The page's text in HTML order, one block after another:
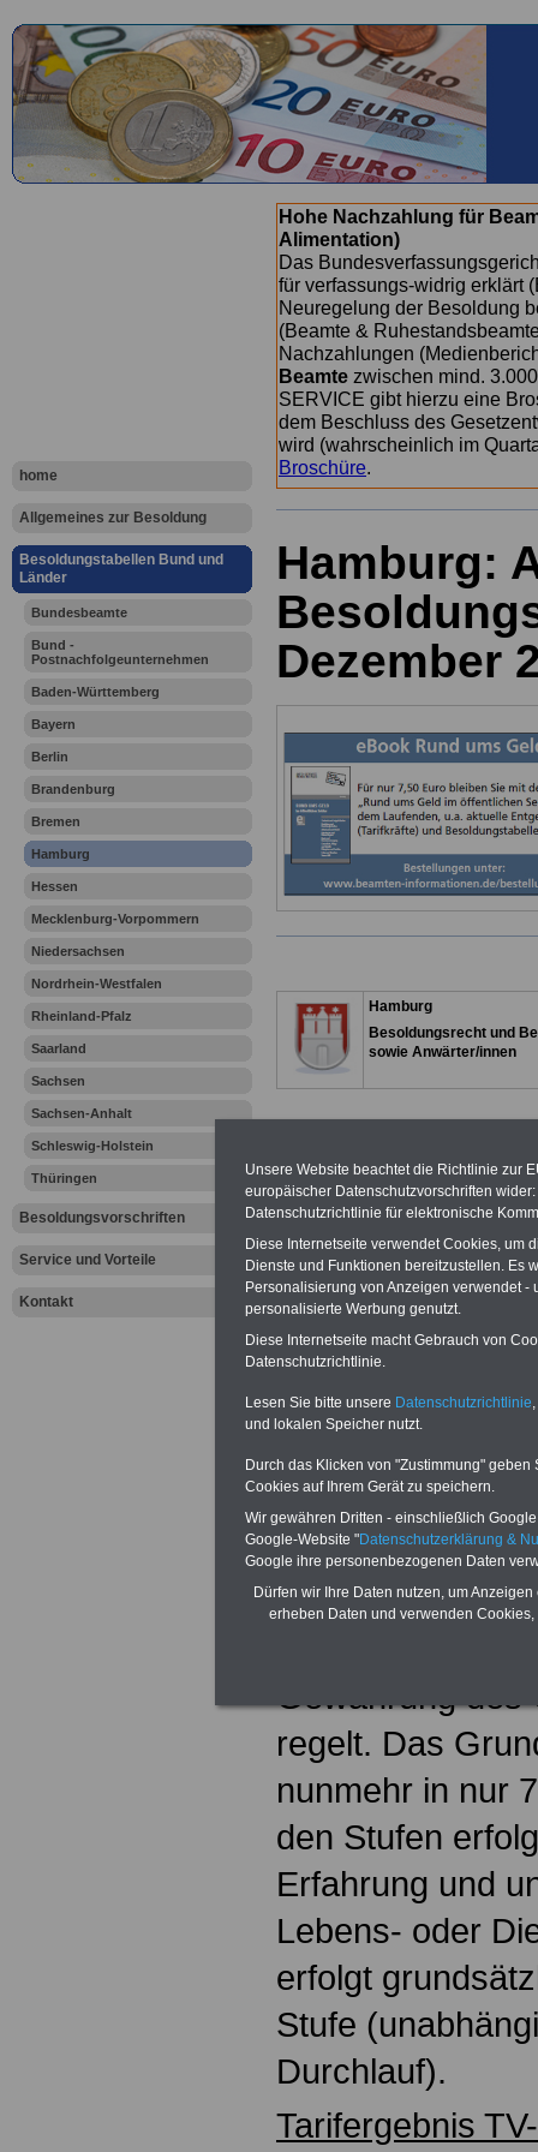
home
Allgemeines zur Besoldung
Besoldungstabellen Bund und
Länder
Bundesbeamte
Bund -
Postnachfolgeunternehmen
Baden-Württemberg
Bayern
Berlin
Brandenburg
Bremen
Hamburg
Hessen
Mecklenburg-Vorpommern
Niedersachsen
Nordrhein-Westfalen
Rheinland-Pfalz
Saarland
Sachsen
Sachsen-Anhalt
Schleswig-Holstein
Thüringen
Besoldungsvorschriften
Service und Vorteile
Kontakt
Hohe Nachzahlung für
Alimentation)
Das
für verfassungs-widrig erklärt
Neuregelung der Besoldung
(Beamte &
Nachzahlungen
Beamte zwischen mind.
SERVICE gibt hierzu eine
dem Beschluss des
wird (wahrscheinlich im
Broschüre.
Hamburg:
Dezember
Hamburg
Besoldungsrecht und
sowie Anwärter/innen
Hamburg –
Die Besoldung
danach
Wesentliche
eine
Gewährung des
regelt. Das
nunmehr in nur
den Stufen
Erfahrung und
Lebens- oder
erfolgt
Stufe
Durchlauf).
Tarifergebnis
Unsere Website beachtet die Richtlinie zur
europäischer Datenschutzvorschriften
Datenschutzrichtlinie für elektronische
Diese Internetseite verwendet Cookies, um
Dienste und Funktionen bereitzustellen. Es
Personalisierung von Anzeigen verwendet
personalisierte Werbung genutzt.
Diese Internetseite macht Gebrauch von
Datenschutzrichtlinie.
Lesen Sie bitte unsere Datenschutzrichtlinie
und lokalen Speicher nutzt.
Durch das Klicken von "Zustimmung"
Cookies auf Ihrem Gerät zu speichern.
Wir gewähren Dritten - einschließlich
Google-Website "Datenschutzerklärung &
Google ihre personenbezogenen Daten
Dürfen wir Ihre Daten nutzen, um
erheben Daten und verwenden